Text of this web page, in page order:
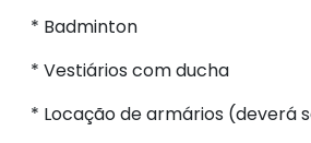
* Badminton
* Vestiários com ducha
* Locação de armários (deverá